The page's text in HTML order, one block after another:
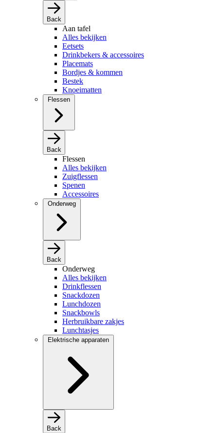
Back
Aan tafel
Alles bekijken
Eetsets
Drinkbekers & accessoires
Placemats
Bordjes & kommen
Bestek
Knoeimatten
Flessen
Back
Flessen
Alles bekijken
Zuigflessen
Spenen
Accessoires
Onderweg
Back
Onderweg
Alles bekijken
Drinkflessen
Snackdozen
Lunchdozen
Snackbowls
Herbruikbare zakjes
Lunchtasjes
Elektrische apparaten
Back